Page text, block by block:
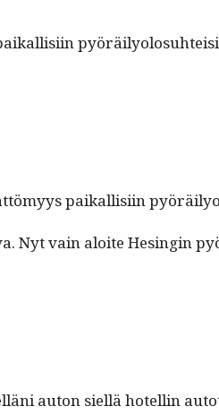
paikallisi­in
Nyt vain aloite Hesin­gin
auton siel­lä hotellin